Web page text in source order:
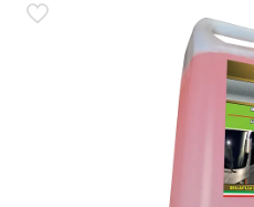
Anzahl der Sprühstösse ein.
Basisakkord